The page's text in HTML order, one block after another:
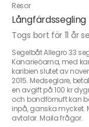
Resor
Långfärdssegling
Togs bort för 11 år
Segelbåt Allegro 33
Kanarieöarna, med
karibien slutet av
2015. Medseglare,
en avgift på 100 kr
och bondförnuft kan
inpå, ganska mycket.
avtalar. Maila frågor.